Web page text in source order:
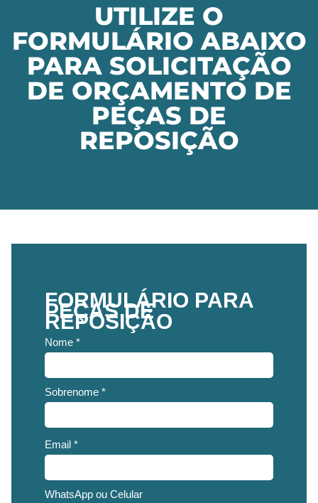
UTILIZE O
FORMULÁRIO ABAIXO
PARA SOLICITAÇÃO
DE ORÇAMENTO DE
PEÇAS DE
REPOSIÇÃO